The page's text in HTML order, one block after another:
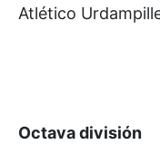
Atlético
Octava división